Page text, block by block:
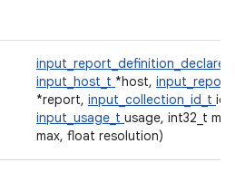
input_host_t *host,
*report, input_collection_id_t id,
input_usage_t usage, int32_t
max, float resolution)